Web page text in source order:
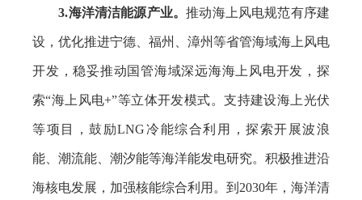
3.海洋清洁能源产业。推动海上风电规范有序建
设，优化推进宁德、福州、漳州等省管海域海上风电
开发，稳妥推动国管海域深远海海上风电开发，探
索“海上风电+”等立体开发模式。支持建设海上光伏
等项目，鼓励LNG冷能综合利用，探索开展波浪
能、潮流能、潮汐能等海洋能发电研究。积极推进沿
海核电发展，加强核能综合利用。到2030年，海洋清